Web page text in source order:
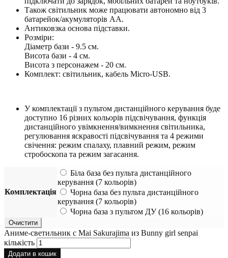
Також світильник може працювати автономно від 3
батарейок/акумуляторів АА.
Антиковзка основа підставки.
Розміри:
Діаметр бази - 9.5 см.
Висота бази - 4 см.
Висота з персонажем - 20 см.
Комплект: світильник, кабель Micro-USB.
У комплектації з пультом дистанційного керування буде
доступно 16 різних кольорів підсвічування, функція
дистанційного увімкнення/вимкнення світильника,
регулювання яскравості підсвічування та 4 режими
свічення: режим спалаху, плавний режим, режим
стробоскопа та режим загасання.
Комплектація
Біла база без пульта дистанційного
керування (7 кольорів)
Чорна база без пульта дистанційного
керування (7 кольорів)
Чорна база з пультом ДУ (16 кольорів)
Очистити
Аниме-светильник с Mai Sakurajima из Bunny girl senpai
кількість
Додати в кошик